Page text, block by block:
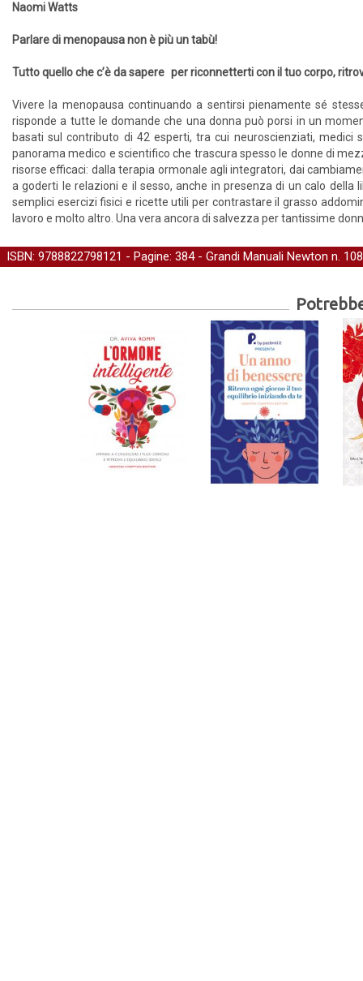
Naomi Watts
Parlare di menopausa non è più un tabù!
Tutto quello che c’è da sapere per riconnetterti con il tuo corpo,
Vivere la menopausa continuando a sentirsi pienamente sé
risponde a tutte le domande che una donna può porsi in un
basati sul contributo di 42 esperti, tra cui neuroscienziati, medici
panorama medico e scientifico che trascura spesso le donne di
risorse efficaci: dalla terapia ormonale agli integratori, dai
a goderti le relazioni e il sesso, anche in presenza di un calo
semplici esercizi fisici e ricette utili per contrastare il grasso
lavoro e molto altro. Una vera ancora di salvezza per tantissime
ISBN: 9788822798121 - Pagine: 384 - Grandi Manuali Newton n.